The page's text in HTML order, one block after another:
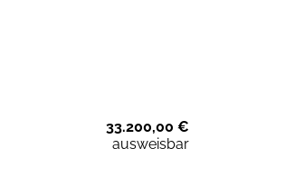
33.200,00 €
ausweisbar